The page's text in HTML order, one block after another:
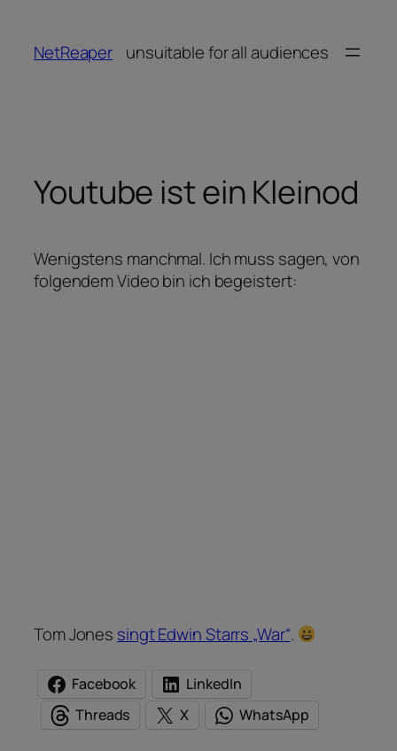
springen
NetReaper unsuitable for all audiences
Youtube ist ein Kleinod
Wenigstens manchmal. Ich muss sagen, von
folgendem Video bin ich begeistert:
Tom Jones singt Edwin Starrs „War“.
Facebook
LinkedIn
Threads
X WhatsApp